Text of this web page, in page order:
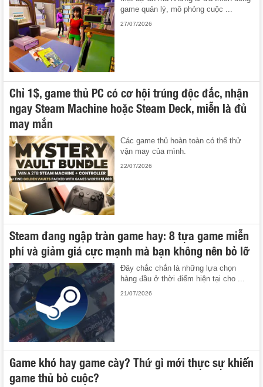
game quản lý, mô phỏng cuộc ...
27/07/2026
Chỉ 1$, game thủ PC có cơ hội trúng độc đắc, nhận
ngay Steam Machine hoặc Steam Deck, miễn là đủ
may mắn
Các game thủ hoàn toàn có thể thử
vận may của mình.
22/07/2026
Steam đang ngập tràn game hay: 8 tựa game miễn
phí và giảm giá cực mạnh mà bạn không nên bỏ lỡ
Đây chắc chắn là những lựa chọn
hàng đầu ở thời điểm hiện tại cho ...
21/07/2026
Game khó hay game cày? Thứ gì mới thực sự khiến
game thủ bỏ cuộc?